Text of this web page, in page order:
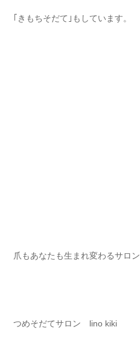
｢きもちそだて｣もしています⁡。
爪もあなたも生まれ変わるサロン⁡
つめそだてサロン lino kiki ⁡⁡⁡⁡